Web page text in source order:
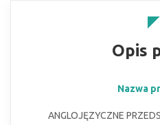
Opis
Nazwa
ANGLOJĘZYCZNE